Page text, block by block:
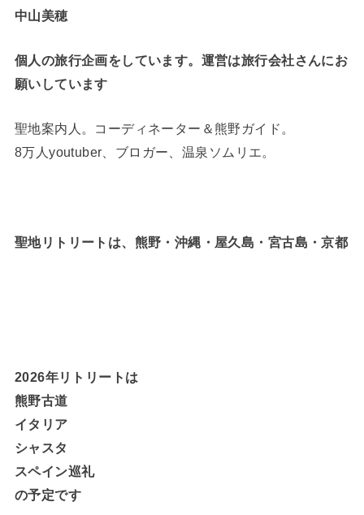
中山美穂
個人の旅行企画をしています。運営は旅行会社さんにお
願いしています
聖地案内人。コーディネーター＆熊野ガイド。
8万人youtuber、ブロガー、温泉ソムリエ。
聖地リトリートは、熊野・沖縄・屋久島・宮古島・京都
2026年リトリートは
熊野古道
イタリア
シャスタ
スペイン巡礼
の予定です